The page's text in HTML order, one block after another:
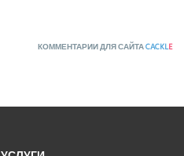
КОММЕНТАРИИ ДЛЯ САЙТАCACKLE